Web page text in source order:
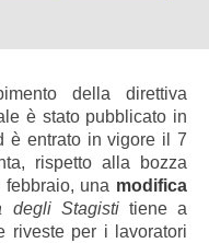
della direttiva
è stato pubblicato in
è entrato in vigore il 7
rispetto alla bozza
una modifica
degli Stagistitiene a
riveste per i lavoratori